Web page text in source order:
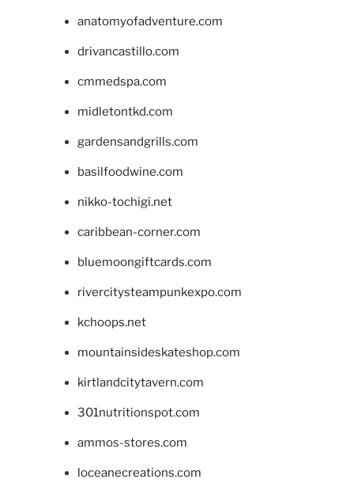
anatomyofadventure.com
drivancastillo.com
cmmedspa.com
midletontkd.com
gardensandgrills.com
basilfoodwine.com
nikko-tochigi.net
caribbean-corner.com
bluemoongiftcards.com
rivercitysteampunkexpo.com
kchoops.net
mountainsideskateshop.com
kirtlandcitytavern.com
301nutritionspot.com
ammos-stores.com
loceanecreations.com